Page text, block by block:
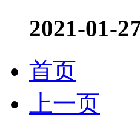
2021-01-
首页
上一页